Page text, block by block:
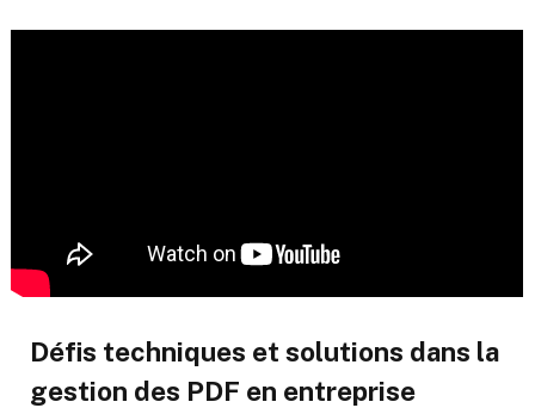
Défis techniques et solutions dans la
gestion des PDF en entreprise